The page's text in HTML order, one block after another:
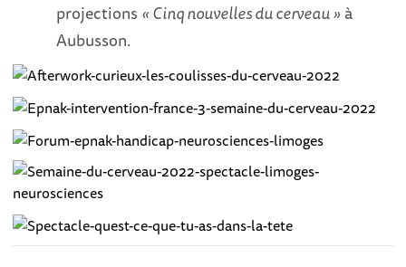
projections « Cinq nouvelles du cerveau »à
Aubusson.